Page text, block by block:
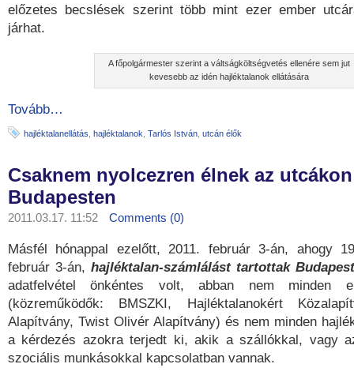
előzetes becslések szerint több mint ezer ember
járhat.
A főpolgármester szerint a váltságköltségvetés ellenére sem jut
kevesebb az idén hajléktalanok ellátására
Tovább…
hajléktalanellátás hajléktalanok Tarlós István utcán élők
Csaknem nyolcezren élnek az utcákon
Budapesten
2011.03.17. 11:52 Comments (0)
Másfél hónappal ezelőtt, 2011. február 3-án, ahogy
február 3-án, hajléktalan-számlálást tartottak
adatfelvétel önkéntes volt, abban nem minden
(közreműködők: BMSZKI, Hajléktalanokért
Alapítvány, Twist Olivér Alapítvány) és nem minden
a kérdezés azokra terjedt ki, akik a szállókkal, vagy
szociális munkásokkal kapcsolatban vannak.